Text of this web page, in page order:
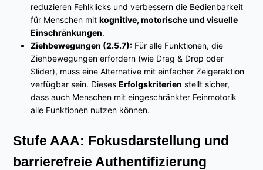
reduzieren Fehlklicks und verbessern die Bedienbarkeit
für Menschen mitkognitive, motorische und visuelle
Einschränkungen.
Ziehbewegungen (2.5.7): Für alle Funktionen, die
Ziehbewegungen erfordern (wie Drag & Drop oder
Slider), muss eine Alternative mit einfacher Zeigeraktion
verfügbar sein. DiesesErfolgskriterien stellt sicher,
dass auch Menschen mit eingeschränkter Feinmotorik
alle Funktionen nutzen können.
Stufe AAA: Fokusdarstellung und
barrierefreie Authentifizierung